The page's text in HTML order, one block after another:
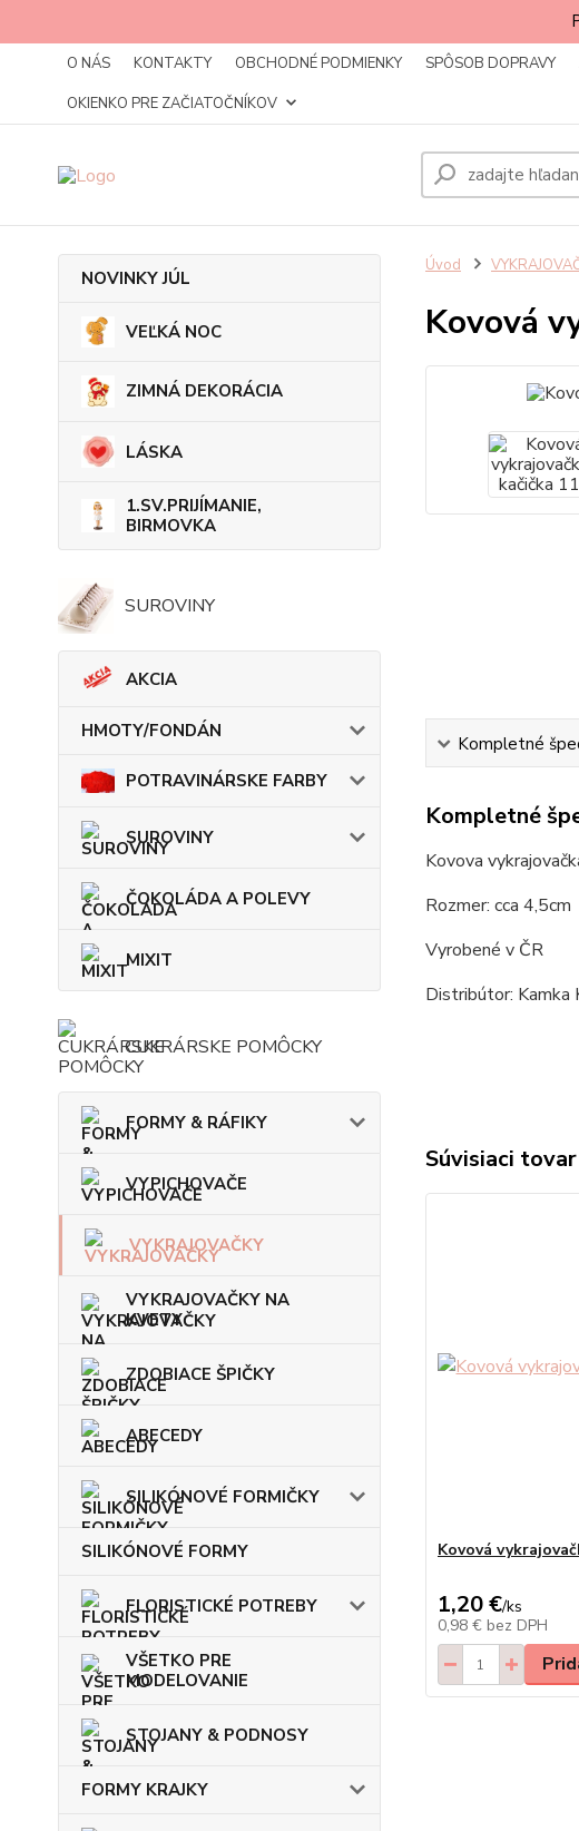
O NÁS KONTAKTY OBCHODNÉ PODMIENKY SPÔSOB DOPRAVY
OKIENKO PRE ZAČIATOČNÍKOV
NOVINKY JÚL
VEĽKÁ NOC
ZIMNÁ DEKORÁCIA
LÁSKA
1.SV.PRIJÍMANIE,
BIRMOVKA
SUROVINY
AKCIA
HMOTY/FONDÁN
POTRAVINÁRSKE FARBY
SUROVINY
ČOKOLÁDA A POLEVY
MIXIT
CUKRÁRSKE POMÔCKY
FORMY & RÁFIKY
VYPICHOVAČE
VYKRAJOVAČKY
VYKRAJOVAČKY NA
KVETY
ZDOBIACE ŠPIČKY
ABECEDY
SILIKÓNOVÉ FORMIČKY
SILIKÓNOVÉ FORMY
FLORISTICKÉ POTREBY
VŠETKO PRE
MODELOVANIE
STOJANY & PODNOSY
FORMY KRAJKY
Úvod
Kovová
Kompletné
Kompletné
Kovova
Rozmer: cca 4,5cm
Vyrobené v ČR
Distribútor: Kamka
Súvisiaci tovar
Kovová
1,20 €/ks
0,98 € bez DPH